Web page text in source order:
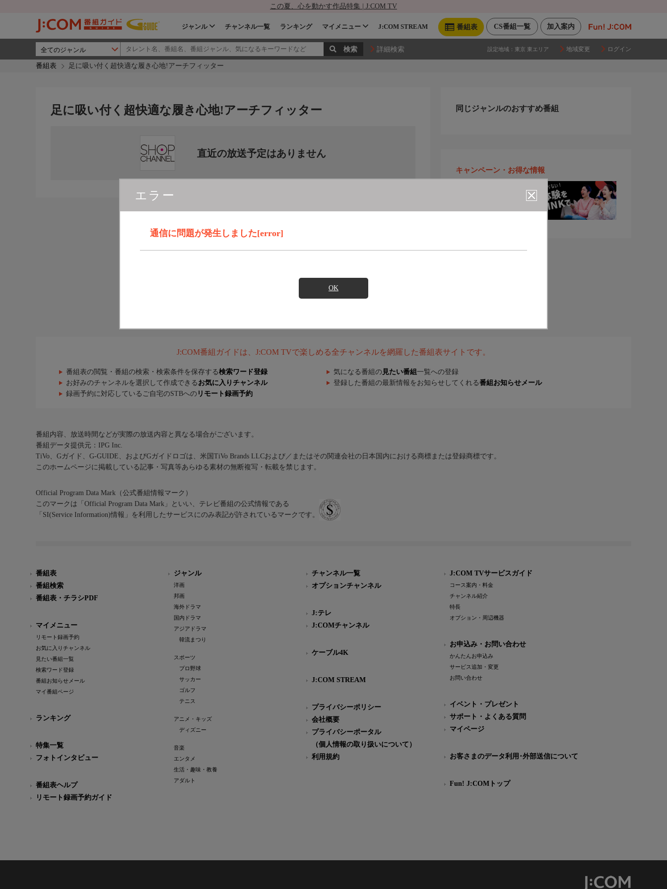
この夏、心を動かす作品特集 | J:COM TV
加入案内
CS番組一覧
番組表
ジャンル チャンネル一覧 ランキング マイメニュー J:COM STREAM
詳細検索 設定地域： 東京 東エリア 地域変更 ログイン
番組表 足に吸い付く超快適な履き心地!アーチフィッター
エラー
通信に問題が発生しました[error]
OK
足に吸い付く超快適な履き心地!アーチフィッター
直近の放送予定はありません
同じジャンルのおすすめ番組
キャンペーン・お得な情報
J:COM番組ガイドは、J:COM TVで楽しめる全チャンネルを網羅した番組表サイトです。
番組表の閲覧・番組の検索・検索条件を保存する検索ワード登録 気になる番組の 見たい番組 一覧への登録
お好みのチャンネルを選択して作成できる お気に入りチャンネル 登録した番組の最新情報をお知らせしてくれる番組お知らせメール
録画予約に対応しているご自宅のSTBへの リモート録画予約
番組内容、放送時間などが実際の放送内容と異なる場合がございます。
番組データ提供元：IPG Inc.
TiVo、Gガイド、G-GUIDE、およびGガイドロゴは、米国TiVo Brands LLCおよび／またはその関連会社の日本国内における商標または登録商標です。
このホームページに掲載している記事・写真等あらゆる素材の無断複写・転載を禁じます。
Official Program Data Mark（公式番組情報マーク）
このマークは「Official Program Data Mark」といい、テレビ番組の公式情報である
「SI(Service Information)情報」を利用したサービスにのみ表記が許されているマークです。
番組表
番組検索
番組表・チラシPDF
マイメニュー
リモート録画予約
お気に入りチャンネル
見たい番組一覧
検索ワード登録
番組お知らせメール
マイ番組ページ
ランキング
特集一覧
フォトインタビュー
番組表ヘルプ
リモート録画予約ガイド
ジャンル
洋画
邦画
海外ドラマ
国内ドラマ
アジアドラマ
韓流まつり
スポーツ
プロ野球
サッカー
ゴルフ
テニス
アニメ・キッズ
ディズニー
音楽
エンタメ
生活・趣味・教養
アダルト
チャンネル一覧
オプションチャンネル
J:テレ
J:COMチャンネル
ケーブル4K
J:COM STREAM
プライバシーポリシー
会社概要
プライバシーポータル
（個人情報の取り扱いについて）
利用規約
J:COM TVサービスガイド
コース案内・料金
チャンネル紹介
特長
オプション・周辺機器
お申込み・お問い合わせ
かんたんお申込み
サービス追加・変更
お問い合わせ
イベント・プレゼント
サポート・よくある質問
マイページ
お客さまのデータ利用･外部送信について
Fun! J:COMトップ